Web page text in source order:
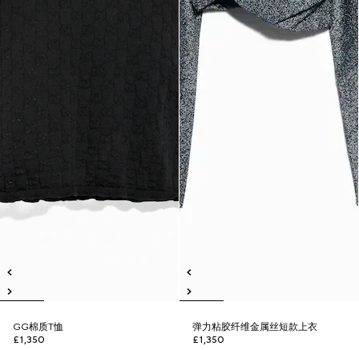
GG棉质T恤
£1,350
弹力粘胶纤维金属丝短款上衣
£1,350